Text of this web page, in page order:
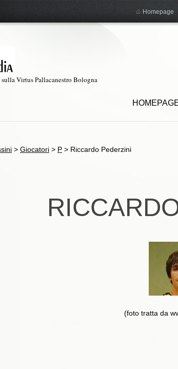
Virtus Pallacanestro Bologna
Homepage
> Giocatori > P > Riccardo Pederzini
(foto tratta da